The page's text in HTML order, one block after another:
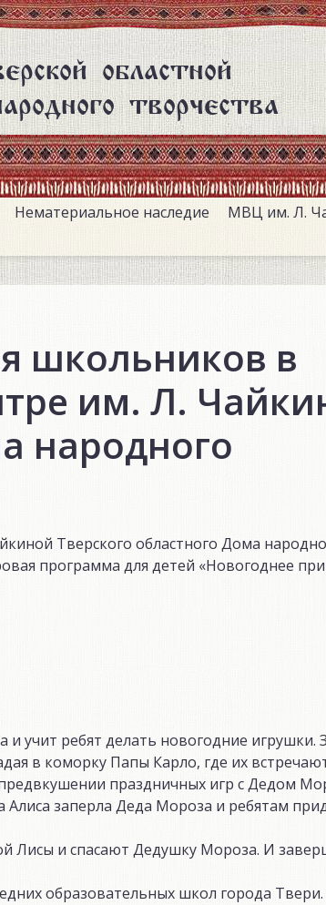
областной
творчества
Нематериальное наследие МВЦ им. Л.
школьников в
им. Л.
народного
Тверского областного Дома
программа для детей «Новогоднее
учит ребят делать новогодние игрушки.
в коморку Папы Карло, где их
праздничных игр с Дедом
заперла Деда Мороза и ребятам
Лисы и спасают Дедушку Мороза. И
образовательных школ города Твери.